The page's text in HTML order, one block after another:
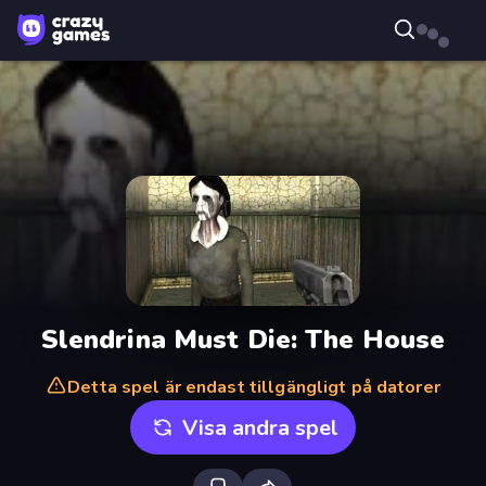
Slendrina Must Die: The House
Detta spel är endast tillgängligt på datorer
Visa andra spel